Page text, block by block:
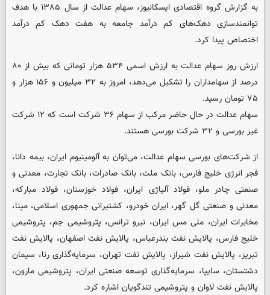
به گزارش گروه اقتصادی ایسکانیوز، سهام عدالت از سال ۱۳۸۵ با هدف
توانمندسازی دهک‌های کم درآمد جامعه به هفت دهک کم درآمد
اختصاص پیدا کرد.
ارزش روز سهام عدالت به ارزش اسمی ۵۳۴ هزار تومانی که بیش از ۸۰
درصد از سهامداران را تشکیل می‌دهد، امروز به ۳۲ میلیون و ۱۵۶ هزار و
۷۵ تومان رسید.
سهام عدالت در حال حاضر مرکب از سهام ۳۶ شرکت است که ۱۲ شرکت
غیر بورسی و ۳۲ شرکت بورسی هستند.
از شرکت‌های بورسی سهام عدالت، می‌توان به آلومینیوم ایران، بیمه دانا،
فجر انرژی خلیج فارس، بانک ملت، بانک صادرات، بانک تجارت، معدنی و
صنعتی چادر ملو، فولاد آلیاژی ایران، فولاد خوزستان، فولاد مبارکه،
معدنی و صنعتی گل گهر، ایران خودرو، کشتیرانی جمهوری اسلامی، مپنا،
مخابرات ایران، ملی مس ایران، نیرو ترانس، پتروشیمی جم، پتروشیمی
خلیج فارس، پالایش نفت بندرعباس، پالایش نفت اصفهان، پالایش نفت
تبریز، پالایش نفت شیراز، پالایش نفت تهران، سرمایه‌گذاری رنا، سیمان
دشتستان، سایپا، سرمایه‌گذاری توسعه صنعتی ایران، پتروشیمی مارون،
پالایش نفت لاوان و پتروشیمی تندگویان اشاره کرد.